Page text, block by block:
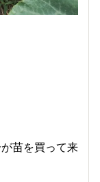
苗を買って来